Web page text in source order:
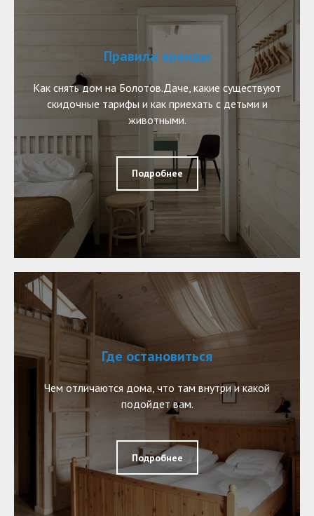
Правила аренды
Как снять дом на Болотов.Даче, какие существуют
скидочные тарифы и как приехать с детьми и
животными.
Подробнее
Где остановиться
Чем отличаются дома, что там внутри и какой
подойдет вам.
Подробнее